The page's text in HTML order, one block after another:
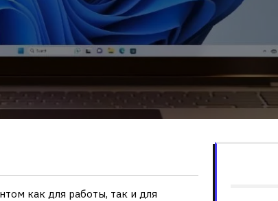
как для работы, так и для